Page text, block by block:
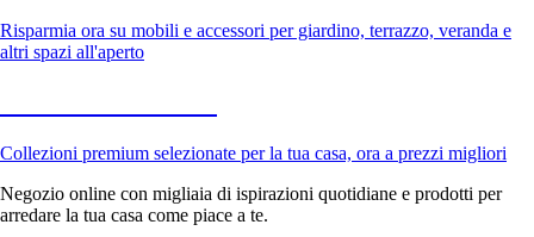
Risparmia ora su mobili e accessori per giardino, terrazzo, veranda e
altri spazi all'aperto
Collezioni premium selezionate per la tua casa, ora a prezzi migliori
Negozio online con migliaia di ispirazioni quotidiane e prodotti per
arredare la tua casa come piace a te.